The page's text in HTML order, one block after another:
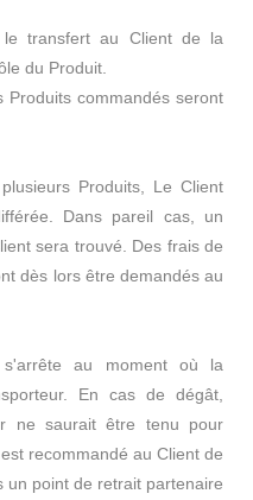
transfert au Client de la
du Produit.
commandés seront
Produits, Le Client
Dans pareil cas, un
sera trouvé. Des frais de
dès lors être demandés au
s'arrête au moment où la
En cas de dégât,
ne saurait être tenu pour
recommandé au Client de
un point de retrait partenaire